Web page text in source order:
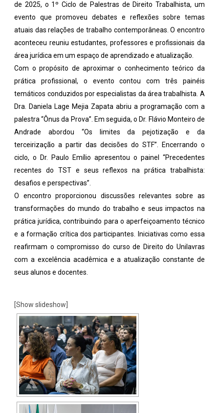
de 2025, o 1º Ciclo de Palestras de Direito Trabalhista, um
evento que promoveu debates e reflexões sobre temas
atuais das relações de trabalho contemporâneas. O encontro
aconteceu reuniu estudantes, professores e profissionais da
área jurídica em um espaço de aprendizado e atualização.
Com o propósito de aproximar o conhecimento teórico da
prática profissional, o evento contou com três painéis
temáticos conduzidos por especialistas da área trabalhista. A
Dra. Daniela Lage Mejia Zapata abriu a programação com a
palestra “Ônus da Prova”. Em seguida, o Dr. Flávio Monteiro de
Andrade abordou “Os limites da pejotização e da
terceirização a partir das decisões do STF”. Encerrando o
ciclo, o Dr. Paulo Emílio apresentou o painel “Precedentes
recentes do TST e seus reflexos na prática trabalhista:
desafios e perspectivas”.
O encontro proporcionou discussões relevantes sobre as
transformações do mundo do trabalho e seus impactos na
prática jurídica, contribuindo para o aperfeiçoamento técnico
e a formação crítica dos participantes. Iniciativas como essa
reafirmam o compromisso do curso de Direito do Unilavras
com a excelência acadêmica e a atualização constante de
seus alunos e docentes.
[Show slideshow]